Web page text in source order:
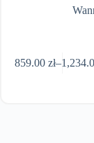
859.00 zł–Zakres